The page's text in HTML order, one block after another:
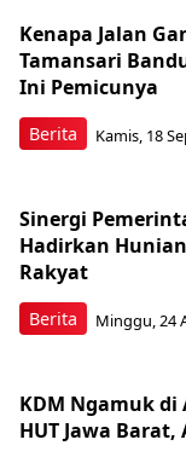
Berita
Kenapa Jalan
Tamansari
Ini Pemicunya
Kamis, 18
Berita
Sinergi
Hadirkan
Rakyat
Minggu, 24
KDM Ngamuk di
HUT Jawa Barat,